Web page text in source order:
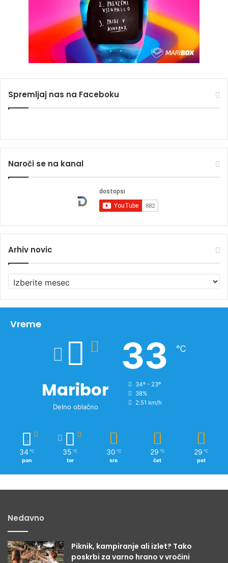
Spremljaj nas na Faceboku
Naroči se na kanal
Arhiv novic
r
h
vVreme
Maribor
Delno oblačno
33 ℃
34º - 23º
38%
2.51 km/h
34 ℃
pon
35 ℃
tor
30 ℃
sre
29 ℃
čet
29 ℃
pet
Nedavno
Piknik, kampiranje ali izlet? Tako
poskrbi za varno hrano v vročini